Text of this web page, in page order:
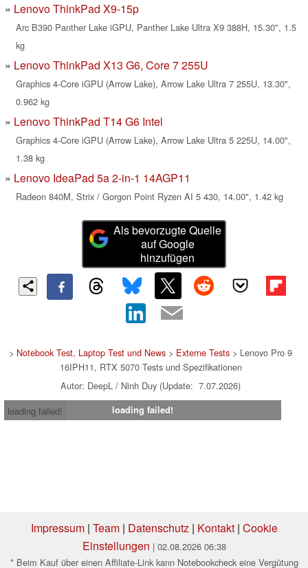
Lenovo ThinkPad X9-15p
Arc B390 Panther Lake iGPU, Panther Lake Ultra X9 388H, 15.30", 1.5
kg
Lenovo ThinkPad X13 G6, Core 7 255U
Graphics 4-Core iGPU (Arrow Lake), Arrow Lake Ultra 7 255U, 13.30",
0.962 kg
Lenovo ThinkPad T14 G6 Intel
Graphics 4-Core iGPU (Arrow Lake), Arrow Lake Ultra 5 225U, 14.00",
1.38 kg
Lenovo IdeaPad 5a 2-in-1 14AGP11
Radeon 840M, Strix / Gorgon Point Ryzen AI 5 430, 14.00", 1.42 kg
Als bevorzugte Quelle
auf Google
hinzufügen
> Notebook Test, Laptop Test und News > Externe Tests > Lenovo Pro 9
16IPH11, RTX 5070 Tests und Spezifikationen
Autor: DeepL / Ninh Duy (Update: 7.07.2026)
loading failed!
loading failed!
Impressum| Team| Datenschutz| Kontakt| Cookie
Einstellungen | 02.08.2026 06:38
* Beim Kauf über einen Affiliate-Link kann Notebookcheck eine Vergütung